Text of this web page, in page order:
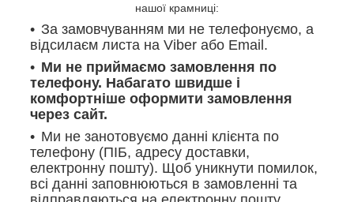
нашої крамниці:
За замовчуванням ми не телефонуємо, а
відсилаєм листа на Viber або Email.
Ми не приймаємо замовлення по
телефону. Набагато швидше і
комфортніше оформити замовлення
через сайт.
Ми не занотовуємо данні клієнта по
телефону (ПІБ, адресу доставки,
електронну пошту). Щоб уникнути помилок,
всі данні заповнюються в замовленні та